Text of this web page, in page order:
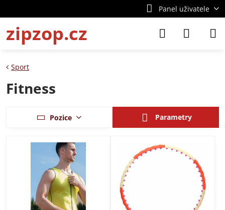
Panel uživatele
zipzop.cz
Sport
Fitness
Pozice Parametry